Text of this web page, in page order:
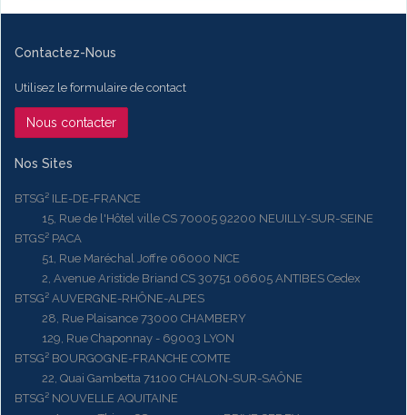
Contactez-Nous
Utilisez le formulaire de contact
Nous contacter
Nos Sites
BTSG² ILE-DE-FRANCE
15, Rue de l'Hôtel ville CS 70005 92200 NEUILLY-SUR-SEINE
BTGS² PACA
51, Rue Maréchal Joffre 06000 NICE
2, Avenue Aristide Briand CS 30751 06605 ANTIBES Cedex
BTSG² AUVERGNE-RHÔNE-ALPES
28, Rue Plaisance 73000 CHAMBERY
129, Rue Chaponnay - 69003 LYON
BTSG² BOURGOGNE-FRANCHE COMTE
22, Quai Gambetta 71100 CHALON-SUR-SAÔNE
BTSG² NOUVELLE AQUITAINE